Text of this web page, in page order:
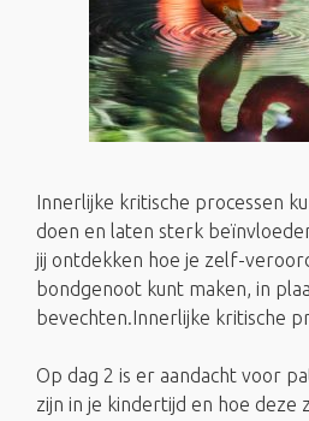
Innerlijke kritische processen
doen en laten sterk
jij ontdekken hoe je zelf-
bondgenoot kunt maken, in
bevechten.Innerlijke kritische
Op dag 2 is er aandacht voor
zijn in je kindertijd en hoe deze